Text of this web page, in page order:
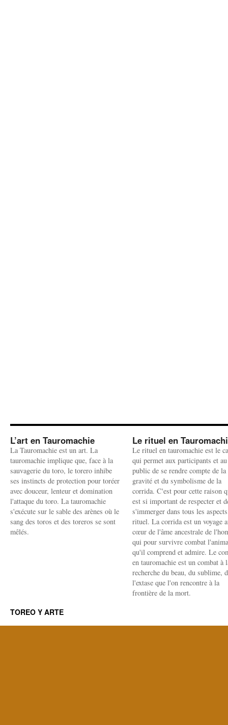
L’art en Tauromachie
La Tauromachie est un art. La
tauromachie implique que, face à la
sauvagerie du toro, le torero inhibe
ses instincts de protection pour toréer
avec douceur, lenteur et domination
l'attaque du toro. La tauromachie
s'exécute sur le sable des arènes où le
sang des toros et des toreros se sont
mêlés.
Le rituel en
Le rituel en tauromachie est le
qui permet aux participants et au
public de se rendre compte de la
gravité et du symbolisme de la
corrida. C'est pour cette raison
est si important de respecter et
s'immerger dans tous les
rituel. La corrida est un voyage
cœur de l'âme ancestrale de
qui pour survivre combat
qu'il comprend et admire. Le
en tauromachie est un combat à
recherche du beau, du sublime,
l'extase que l'on rencontre à la
frontière de la mort.
TOREO Y ARTE